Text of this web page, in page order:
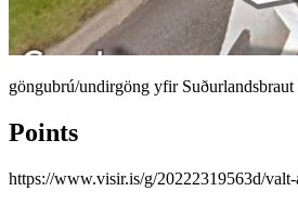
göngubrú/undirgöng yfir
Points
https://www.visir.is/g/20222319563d/